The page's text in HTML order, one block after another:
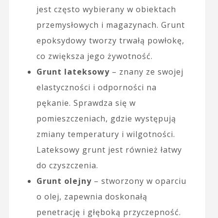
jest często wybierany w obiektach
przemysłowych i magazynach. Grunt
epoksydowy tworzy trwałą powłokę,
co zwiększa jego żywotność.
Grunt lateksowy– znany ze swojej
elastyczności i odporności na
pękanie. Sprawdza się w
pomieszczeniach, gdzie występują
zmiany temperatury i wilgotności.
Lateksowy grunt jest również łatwy
do czyszczenia.
Grunt olejny– stworzony w oparciu
o olej, zapewnia doskonałą
penetrację i głęboką przyczepność.